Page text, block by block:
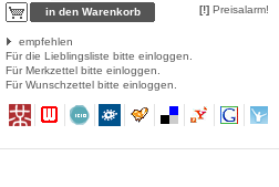
[!] Preisalarm!
empfehlen
Für die Lieblingsliste bitte einloggen.
Für Merkzettel bitte einloggen.
Für Wunschzettel bitte einloggen.